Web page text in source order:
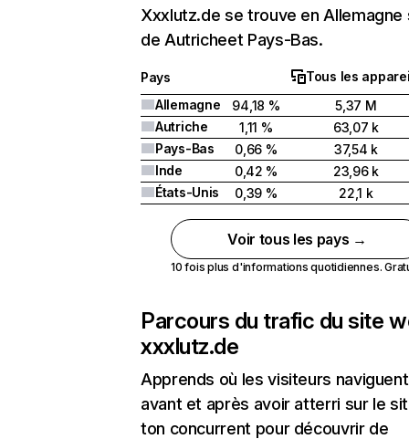
Xxxlutz.de se trouve en Allemagne
de Autricheet Pays-Bas.
Pays
Tous les
Allemagne
94,18 %
5,37 M
Autriche
1,11 %
63,07 k
Pays-Bas
0,66 %
37,54 k
Inde
0,42 %
23,96 k
États-Unis
0,39 % 22,1 k
Voir tous les pays →
10 fois plus d'informations quotidiennes.
Parcours du trafic du site
xxxlutz.de
Apprends où les visiteurs naviguent
avant et après avoir atterri sur le
ton concurrent pour découvrir de